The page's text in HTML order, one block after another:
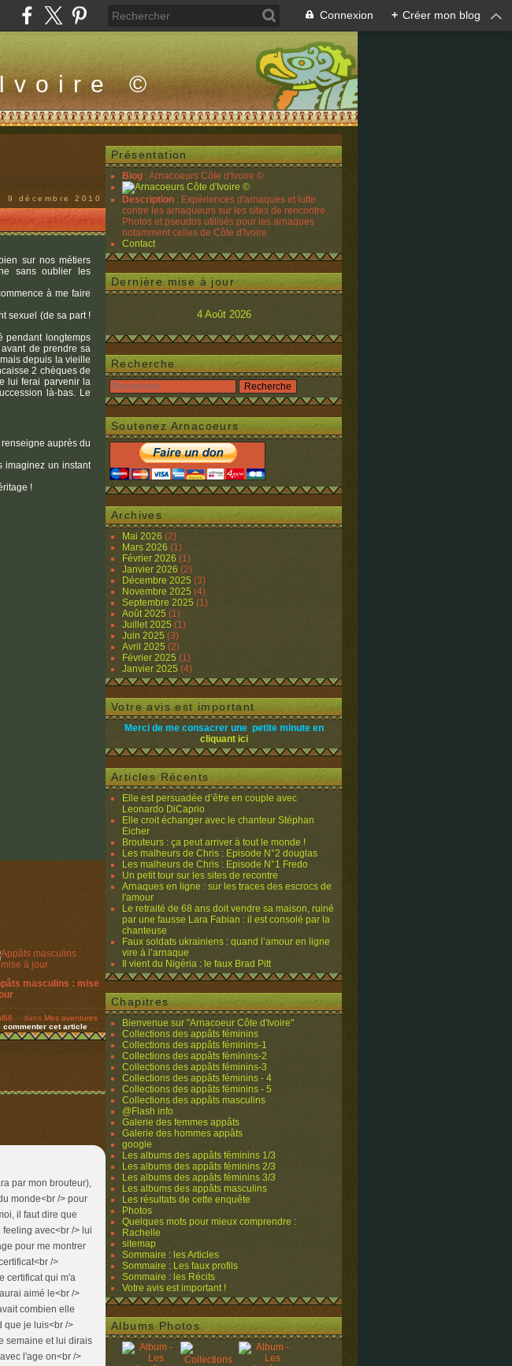
Connexion + Créer mon blog
©
9 décembre 2010
sur nos métiers
sans oublier les
à me faire
sexuel (de sa part !
pendant longtemps
de prendre sa
depuis la vieille
2 chèques de
lui ferai parvenir la
là-bas. Le
auprès du
imaginez un instant
!
masculins : mise
- dans Mes aventures
commenter cet article
par mon brouteur),
monde<br /> pour
il faut dire que
avec<br /> lui
pour me montrer
/>
certificat qui m'a
aimé le<br />
combien elle
que je luis<br />
semaine et lui dirais
l'age on<br />
Présentation
Blog : Arnacoeurs Côte d'Ivoire ©
Description : Expériences d'arnaques et lutte
contre les arnaqueurs sur les sites de rencontre.
Photos et pseudos utilisés pour les arnaques
notamment celles de Côte d'Ivoire
Contact
Dernière mise à jour
4 Août 2026
Recherche
Soutenez Arnacoeurs
Archives
Mai 2026 (2)
Mars 2026 (1)
Février 2026 (1)
Janvier 2026 (2)
Décembre 2025 (3)
Novembre 2025 (4)
Septembre 2025 (1)
Août 2025 (1)
Juillet 2025 (1)
Juin 2025 (3)
Avril 2025 (2)
Février 2025 (1)
Janvier 2025 (4)
Votre avis est important
Merci de me consacrer une petite minute en
cliquant ici
Articles Récents
Elle est persuadée d’être en couple avec
Leonardo DiCaprio
Elle croit échanger avec le chanteur Stéphan
Eicher
Brouteurs : ça peut arriver à tout le monde !
Les malheurs de Chris : Episode N°2 douglas
Les malheurs de Chris : Episode N°1 Fredo
Un petit tour sur les sites de recontre
Arnaques en ligne : sur les traces des escrocs de
l'amour
Le retraité de 68 ans doit vendre sa maison, ruiné
par une fausse Lara Fabian : il est consolé par la
chanteuse
Faux soldats ukrainiens : quand l’amour en ligne
vire à l’arnaque
Il vient du Nigéria : le faux Brad Pitt
Chapitres
Bienvenue sur "Arnacoeur Côte d'Ivoire"
Collections des appâts féminins
Collections des appâts féminins-1
Collections des appâts féminins-2
Collections des appâts féminins-3
Collections des appâts féminins - 4
Collections des appâts féminins - 5
Collections des appâts masculins
@Flash info
Galerie des femmes appâts
Galerie des hommes appâts
google
Les albums des appâts féminins 1/3
Les albums des appâts féminins 2/3
Les albums des appâts féminins 3/3
Les albums des appâts masculins
Les résultats de cette enquête
Photos
Quelques mots pour mieux comprendre :
Rachelle
sitemap
Sommaire : les Articles
Sommaire : Les faux profils
Sommaire : les Récits
Votre avis est important !
Albums Photos